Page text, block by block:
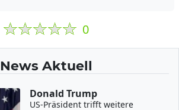
0
News Aktuell
Donald Trump
US-Präsident trifft weitere